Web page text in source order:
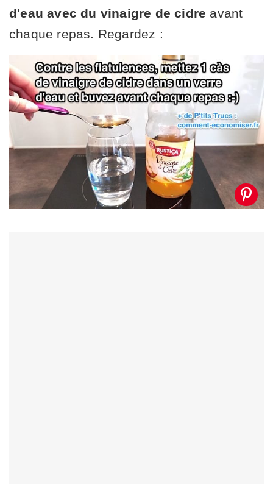
d'eau avec du vinaigre de cidre avant
chaque repas. Regardez :